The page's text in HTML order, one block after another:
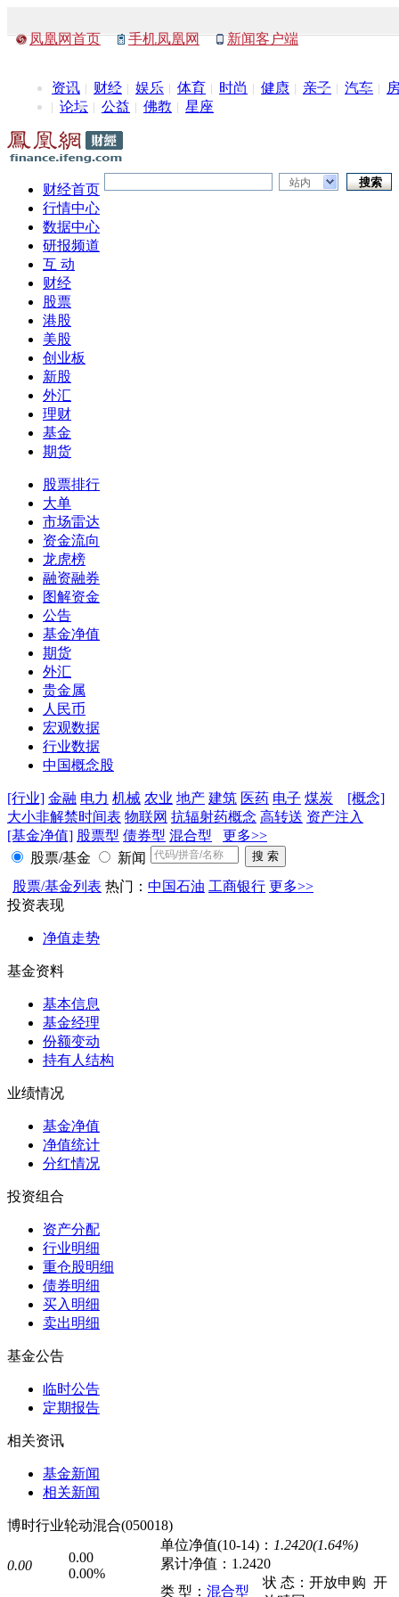
凤凰网首页 手机凤凰网 新闻客户端
资讯 财经 娱乐 体育 时尚 健康 亲子 汽车
论坛
公益 佛教 星座
站内
财经首页
行情中心
数据中心
研报频道
互 动
财经
股票
港股
美股
创业板
新股
外汇
理财
基金
期货
股票排行
大单
市场雷达
资金流向
龙虎榜
融资融券
图解资金
公告
基金净值
期货
外汇
贵金属
人民币
宏观数据
行业数据
中国概念股
[行业] 金融 电力 机械 农业 地产 建筑 医药 电子 煤炭
[概念]
大小非解禁时间表 物联网 抗辐射药概念 高转送 资产注入
[基金净值] 股票型 债券型 混合型
更多>>
股票/基金
新闻
股票/基金列表 热门： 中国石油 工商银行 更多>>
投资表现
净值走势
基金资料
基本信息
基金经理
份额变动
持有人结构
业绩情况
基金净值
净值统计
分红情况
投资组合
资产分配
行业明细
重仓股明细
债券明细
买入明细
卖出明细
基金公告
临时公告
定期报告
相关资讯
基金新闻
相关新闻
博时行业轮动混合(050018)
0.00
0.00
0.00%
单位净值(10-14)： 1.2420(1.64%)
累计净值： 1.2420
类 型： 混合型
状 态： 开放申购 开